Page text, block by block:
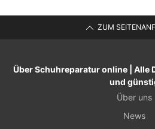
ZUM
Über Schuhreparatur online | Alle
und
Über uns
News